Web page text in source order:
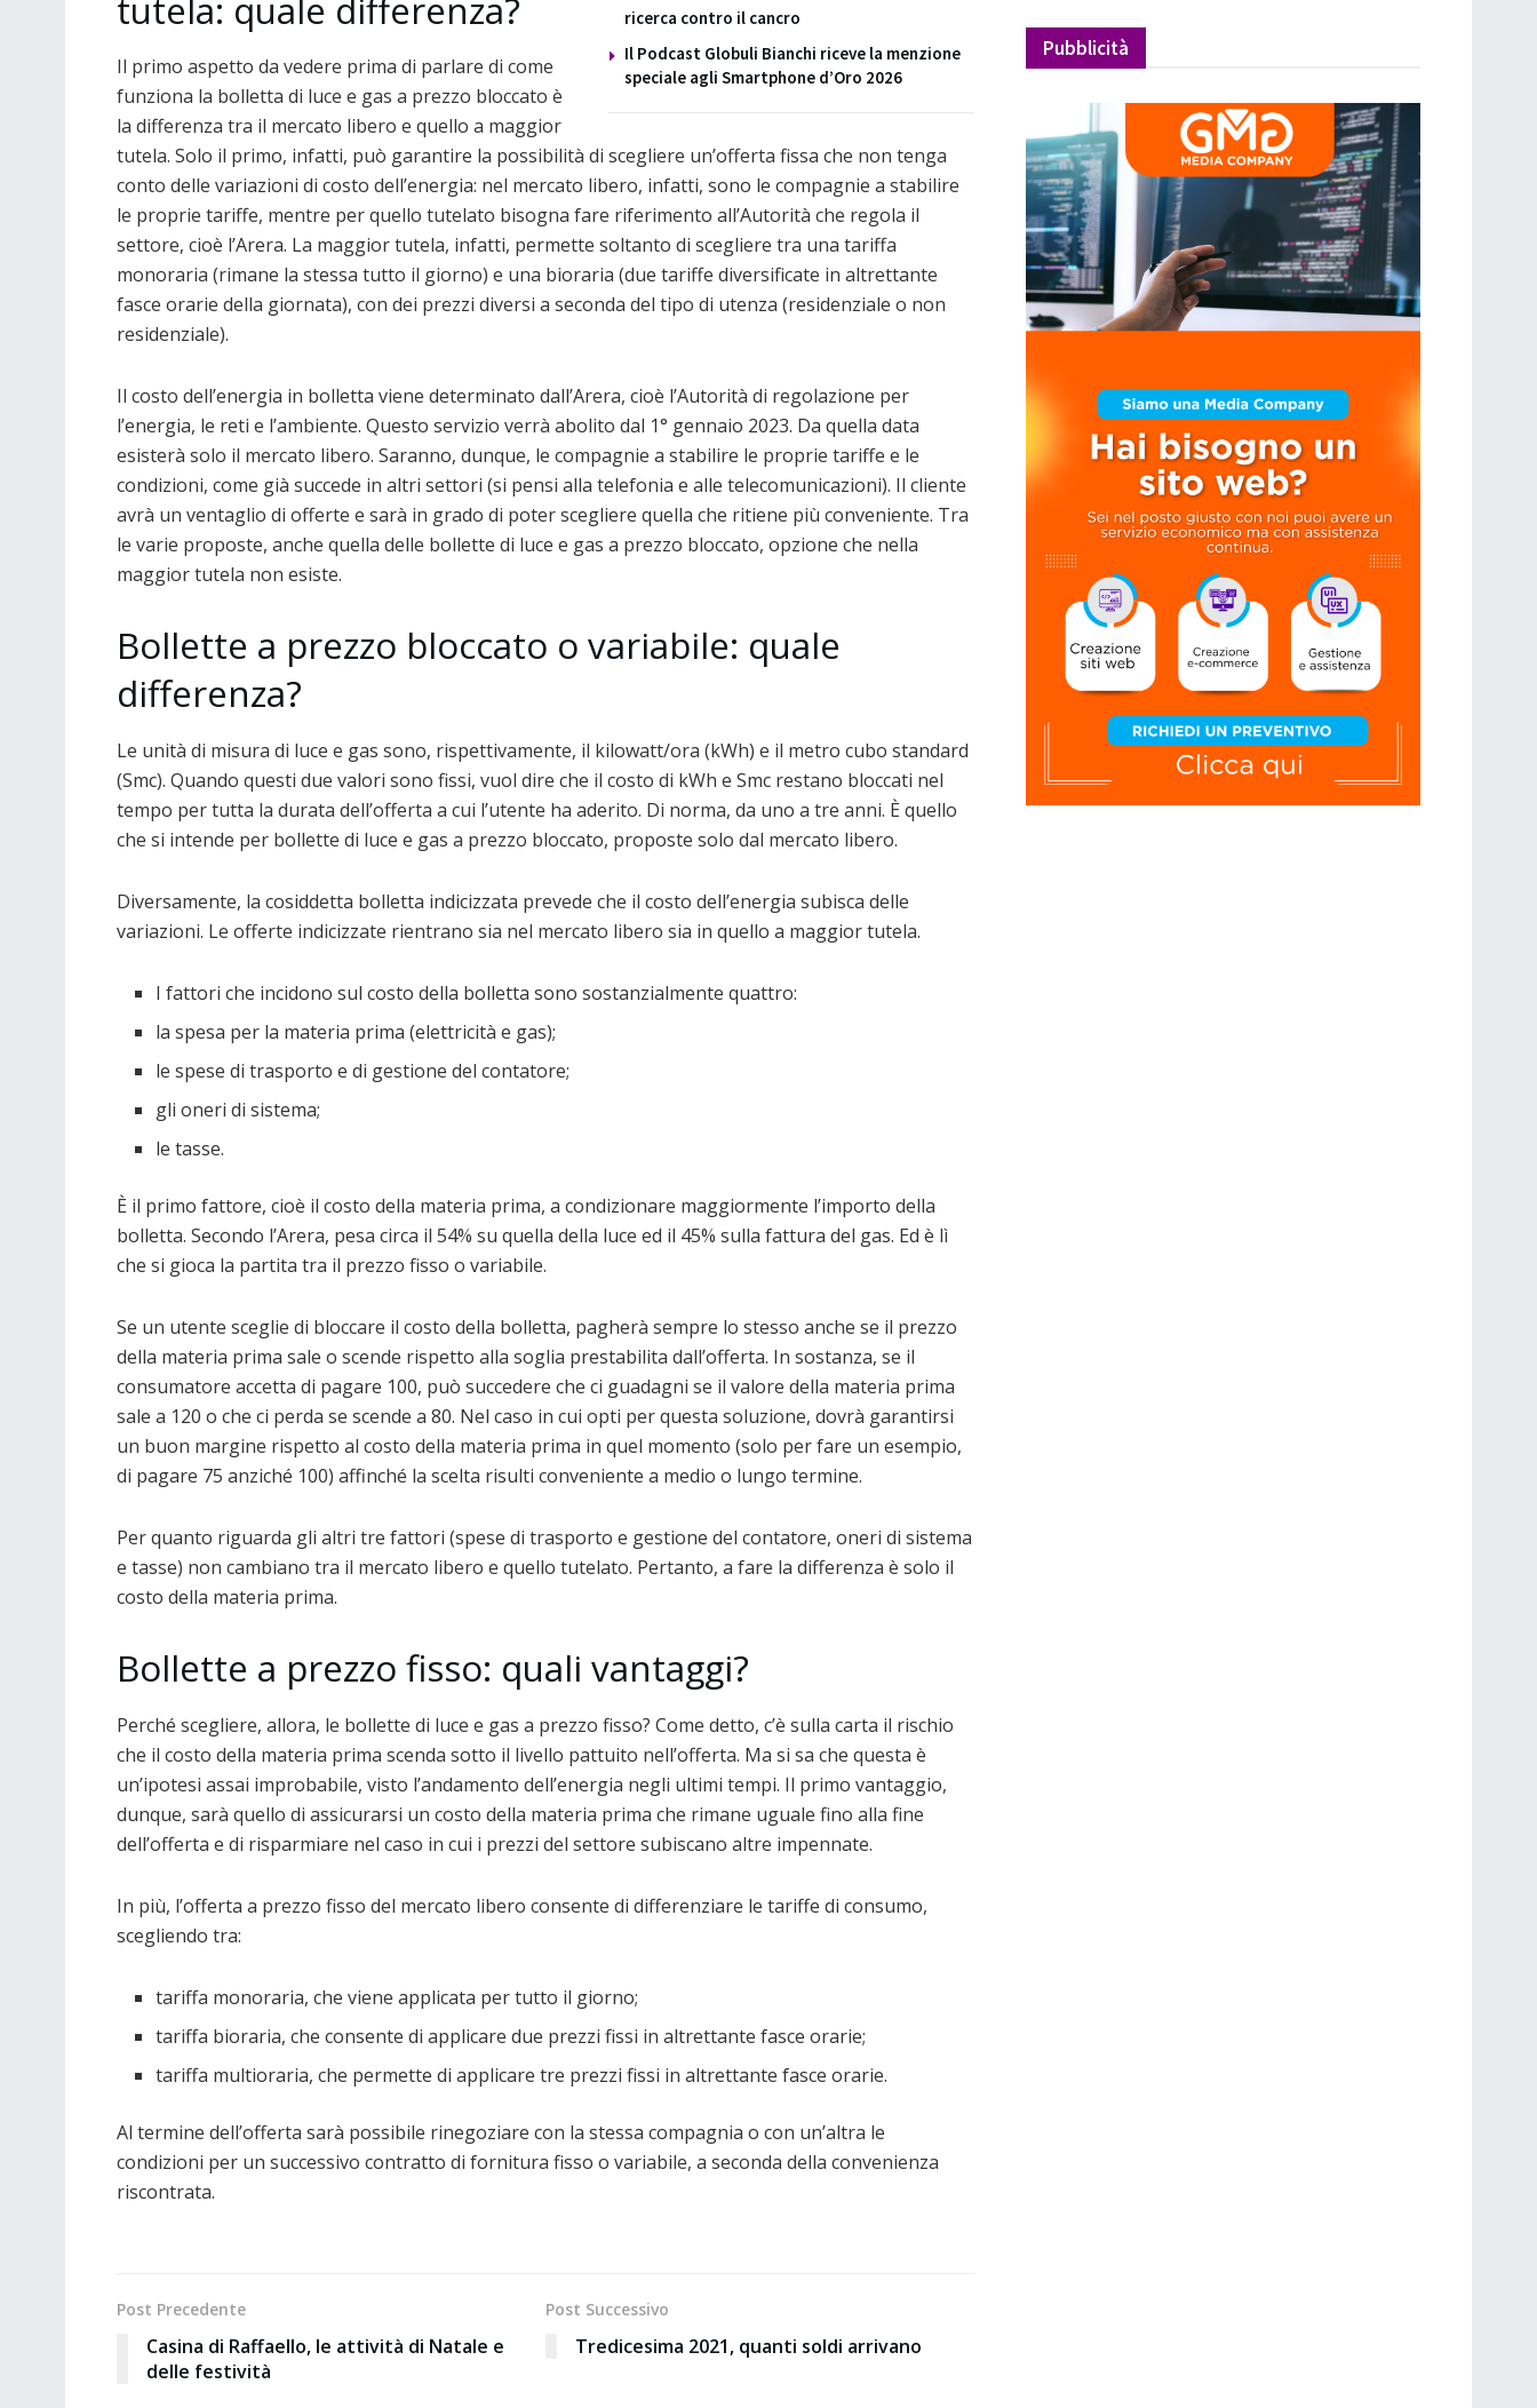
ricerca contro il cancro
Il Podcast Globuli Bianchi riceve la menzione
speciale agli Smartphone d’Oro 2026
tutela: quale differenza?
Il primo aspetto da vedere prima di parlare di come
funziona la bolletta di luce e gas a prezzo bloccato è
la differenza tra il mercato libero e quello a maggior
tutela. Solo il primo, infatti, può garantire la possibilità di scegliere un’offerta fissa che non tenga
conto delle variazioni di costo dell’energia: nel mercato libero, infatti, sono le compagnie a stabilire
le proprie tariffe, mentre per quello tutelato bisogna fare riferimento all’Autorità che regola il
settore, cioè l’Arera. La maggior tutela, infatti, permette soltanto di scegliere tra una tariffa
monoraria (rimane la stessa tutto il giorno) e una bioraria (due tariffe diversificate in altrettante
fasce orarie della giornata), con dei prezzi diversi a seconda del tipo di utenza (residenziale o non
residenziale).
Il costo dell’energia in bolletta viene determinato dall’Arera, cioè l’Autorità di regolazione per
l’energia, le reti e l’ambiente. Questo servizio verrà abolito dal 1° gennaio 2023. Da quella data
esisterà solo il mercato libero. Saranno, dunque, le compagnie a stabilire le proprie tariffe e le
condizioni, come già succede in altri settori (si pensi alla telefonia e alle telecomunicazioni). Il cliente
avrà un ventaglio di offerte e sarà in grado di poter scegliere quella che ritiene più conveniente. Tra
le varie proposte, anche quella delle bollette di luce e gas a prezzo bloccato, opzione che nella
maggior tutela non esiste.
Bollette a prezzo bloccato o variabile: quale
differenza?
Le unità di misura di luce e gas sono, rispettivamente, il kilowatt/ora (kWh) e il metro cubo standard
(Smc). Quando questi due valori sono fissi, vuol dire che il costo di kWh e Smc restano bloccati nel
tempo per tutta la durata dell’offerta a cui l’utente ha aderito. Di norma, da uno a tre anni. È quello
che si intende per bollette di luce e gas a prezzo bloccato, proposte solo dal mercato libero.
Diversamente, la cosiddetta bolletta indicizzata prevede che il costo dell’energia subisca delle
variazioni. Le offerte indicizzate rientrano sia nel mercato libero sia in quello a maggior tutela.
I fattori che incidono sul costo della bolletta sono sostanzialmente quattro:
la spesa per la materia prima (elettricità e gas);
le spese di trasporto e di gestione del contatore;
gli oneri di sistema;
le tasse.
È il primo fattore, cioè il costo della materia prima, a condizionare maggiormente l’importo della
bolletta. Secondo l’Arera, pesa circa il 54% su quella della luce ed il 45% sulla fattura del gas. Ed è lì
che si gioca la partita tra il prezzo fisso o variabile.
Se un utente sceglie di bloccare il costo della bolletta, pagherà sempre lo stesso anche se il prezzo
della materia prima sale o scende rispetto alla soglia prestabilita dall’offerta. In sostanza, se il
consumatore accetta di pagare 100, può succedere che ci guadagni se il valore della materia prima
sale a 120 o che ci perda se scende a 80. Nel caso in cui opti per questa soluzione, dovrà garantirsi
un buon margine rispetto al costo della materia prima in quel momento (solo per fare un esempio,
di pagare 75 anziché 100) affinché la scelta risulti conveniente a medio o lungo termine.
Per quanto riguarda gli altri tre fattori (spese di trasporto e gestione del contatore, oneri di sistema
e tasse) non cambiano tra il mercato libero e quello tutelato. Pertanto, a fare la differenza è solo il
costo della materia prima.
Bollette a prezzo fisso: quali vantaggi?
Perché scegliere, allora, le bollette di luce e gas a prezzo fisso? Come detto, c’è sulla carta il rischio
che il costo della materia prima scenda sotto il livello pattuito nell’offerta. Ma si sa che questa è
un’ipotesi assai improbabile, visto l’andamento dell’energia negli ultimi tempi. Il primo vantaggio,
dunque, sarà quello di assicurarsi un costo della materia prima che rimane uguale fino alla fine
dell’offerta e di risparmiare nel caso in cui i prezzi del settore subiscano altre impennate.
In più, l’offerta a prezzo fisso del mercato libero consente di differenziare le tariffe di consumo,
scegliendo tra:
tariffa monoraria, che viene applicata per tutto il giorno;
tariffa bioraria, che consente di applicare due prezzi fissi in altrettante fasce orarie;
tariffa multioraria, che permette di applicare tre prezzi fissi in altrettante fasce orarie.
Al termine dell’offerta sarà possibile rinegoziare con la stessa compagnia o con un’altra le
condizioni per un successivo contratto di fornitura fisso o variabile, a seconda della convenienza
riscontrata.
Post Precedente
Casina di Raffaello, le attività di Natale e
delle festività
Post Successivo
Tredicesima 2021, quanti soldi arrivano
Pubblicità